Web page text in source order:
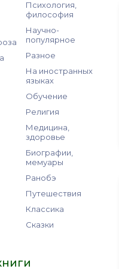
Психология,
философия
Научно-
популярное
Разное
На иностранных
языках
Обучение
Религия
Медицина,
здоровье
Биографии,
мемуары
Ранобэ
Путешествия
Классика
Сказки